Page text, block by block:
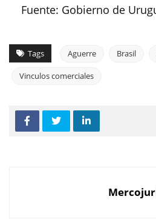
Fuente: Gobierno de
Tags Aguerre Brasil
Vinculos comerciales